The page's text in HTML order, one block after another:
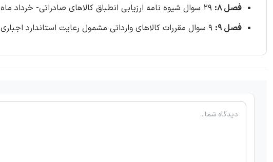
فصل 8:
فصل 9: